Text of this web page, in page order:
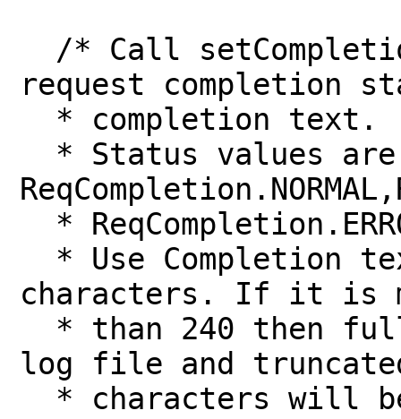
/* Call
request completion
* completion text.
* Status values are
*
* Use Completion
characters. If it is
* than 240 then
log file and
* characters will